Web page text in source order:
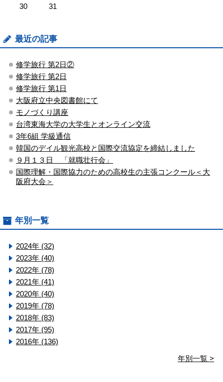
30
31
最近の記事
修学旅行 第2日②
修学旅行 第2日
修学旅行 第1日
大阪府立中央図書館にて
モノづくり講座
台湾東海大学の大学生とオンライン交流
3年6組 学級通信
韓国のデイル観光高校と国際交流協定を締結しました
９月１３日 「就職壮行会」
国際理解・国際協力のための高校生の主張コンクール＜大
阪府大会＞
年別一覧
2024年 (32)
2023年 (40)
2022年 (78)
2021年 (41)
2020年 (40)
2019年 (78)
2018年 (83)
2017年 (95)
2016年 (136)
年別一覧 >